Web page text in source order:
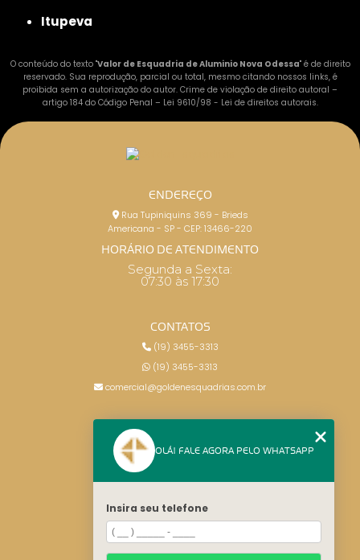
Itupeva
O conteúdo do texto "Valor de Esquadria de Aluminio Nova Odessa" é de direito
reservado. Sua reprodução, parcial ou total, mesmo citando nossos links, é
proibida sem a autorização do autor. Crime de violação de direito autoral –
artigo 184 do Código Penal – Lei 9610/98 - Lei de direitos autorais.
ENDEREÇO
Rua Tupiniquins 369 - Brieds
Americana - SP - CEP: 13466-220
HORÁRIO DE ATENDIMENTO
Segunda a Sexta:
07:30 às 17:30
CONTATOS
(19) 3455-3313
(19) 3455-3313
comercial@goldenesquadrias.com.br
HOME
CATEGORIAS
OLÁ! FALE AGORA PELO WHATSAPP
Insira seu telefone